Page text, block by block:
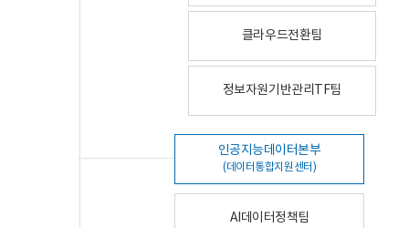
클라우드전환팀
정보자원기반관리TF팀
인공지능데이터본부
(데이터통합지원센터)
AI데이터정책팀